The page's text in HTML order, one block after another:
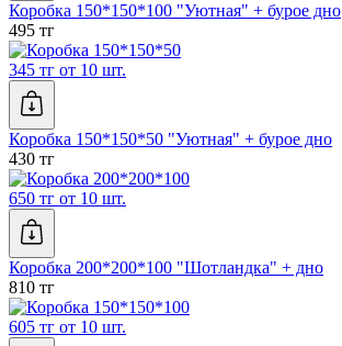
Коробка 150*150*100 "Уютная" + бурое дно
495 тг
345 тг от 10 шт.
Коробка 150*150*50 "Уютная" + бурое дно
430 тг
650 тг от 10 шт.
Коробка 200*200*100 "Шотландка" + дно
810 тг
605 тг от 10 шт.